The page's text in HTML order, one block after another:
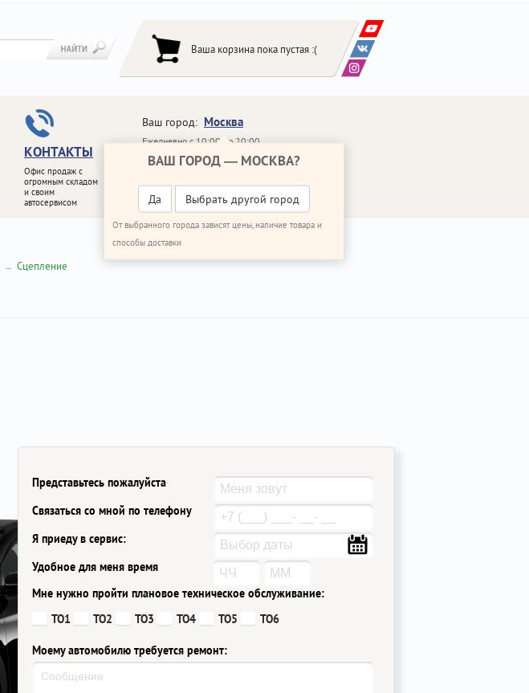
Ваша корзина пока пустая :(
КОНТАКТЫ
Офис продаж с
огромным складом
и своим
автосервисом
Ваш город: Москва
ВАШ ГОРОД — МОСКВА?
Да Выбрать другой город
От выбранного города зависят цены, наличие товара и
способы доставки
Ежедневно с 10:00 до 20:00
+7 (495) 648-64-30
ПЕРЕЗВОНИТЬ МНЕ
Сцепление
Представьтесь пожалуйста
Связаться со мной по телефону
Я приеду в сервис:
Удобное для меня время
Мне нужно пройти плановое техническое обслуживание:
ТО1
ТО2 ТО3 ТО4 ТО5 ТО6
Моему автомобилю требуется ремонт: